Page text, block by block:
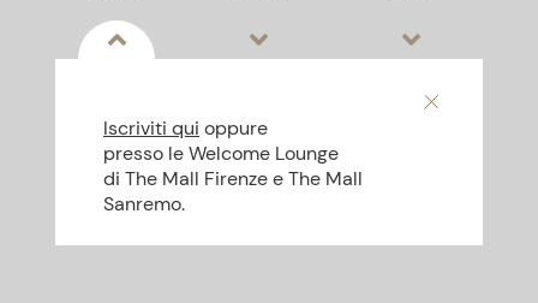
Iscriviti qui oppure
presso le Welcome Lounge
di The Mall Firenze e The Mall
Sanremo.